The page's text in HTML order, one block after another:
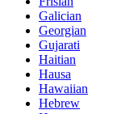
Galician
Georgian
Gujarati
Haitian
Hausa
Hawaiian
Hebrew